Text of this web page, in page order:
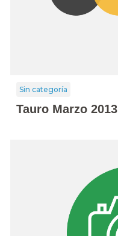
Sin categoría
Tauro Marzo 2013